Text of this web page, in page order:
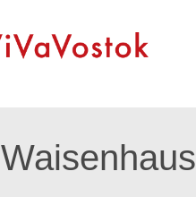
Waisenhaus